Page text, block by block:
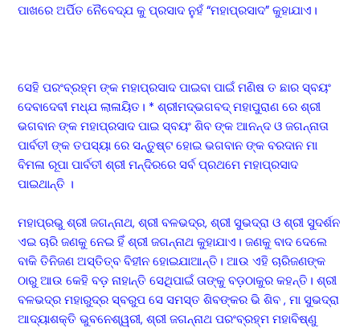
ପାଖରେ ଅର୍ପିତ ନୈବେଦ୍ଯ କୁ ପ୍ରସାଦ ନୁହଁ “ମହାପ୍ରସାଦ” କୁହାଯାଏ।
ସେହି ପରଂବ୍ରହ୍ମ ଙ୍କ ମହାପ୍ରସାଦ ପାଇବା ପାଇଁ ମଣିଷ ତ ଛାର ସ୍ବୟଂ
ଦେବାଦେବୀ ମଧ୍ଯ ଲାଳାୟିତ। * ଶ୍ରୀମଦ୍ଭଗବଦ୍ ମହାପୁରାଣ ରେ ଶ୍ରୀ
ଭଗବାନ ଙ୍କ ମହାପ୍ରସାଦ ପାଇ ସ୍ବୟଂ ଶିବ ଙ୍କ ଆନନ୍ଦ ଓ ଜଗନ୍ନାତା
ପାର୍ବତୀ ଙ୍କ ତପସ୍ୟା ରେ ସନ୍ତୁଷ୍ଟ ହୋଇ ଭଗବାନ ଙ୍କ ବରଦାନ ମା
ବିମଳା ରୂପା ପାର୍ବତୀ ଶ୍ରୀ ମନ୍ଦିରରେ ସର୍ବ ପ୍ରଥମେ ମହାପ୍ରସାଦ
ପାଇଥାନ୍ତି ।
ମହାପ୍ରଭୁ ଶ୍ରୀ ଜଗନ୍ନାଥ, ଶ୍ରୀ ବଳଭଦ୍ର, ଶ୍ରୀ ସୁଭଦ୍ରା ଓ ଶ୍ରୀ ସୁଦର୍ଶନ
ଏଇ ଚାରି ଜଣକୁ ନେଇ ହିଁ ଶ୍ରୀ ଜଗନ୍ନାଥ କୁହାଯାଏ। ଜଣକୁ ବାଦ ଦେଲେ
ବାକି ତିନିଜଣ ଅସ୍ତିତ୍ବ ବିହୀନ ହୋଇଯାଆନ୍ତି। ଆଉ ଏହି ଚାରିଜଣଙ୍କ
ଠାରୁ ଆଉ କେହି ବଡ଼ ନାହାନ୍ତି ସେଥିପାଇଁ ତାଙ୍କୁ ବଡ଼ଠାକୁର କହନ୍ତି। ଶ୍ରୀ
ବଳଭଦ୍ର ମହାରୁଦ୍ର ସ୍ବରୁପ ସେ ସମସ୍ତ ଶିବଙ୍କର ଭି ଶିବ , ମା ସୁଭଦ୍ରା
ଆଦ୍ୟାଶକ୍ତି ଭୁବନେଶ୍ୱରୀ, ଶ୍ରୀ ଜଗନ୍ନାଥ ପରଂବ୍ରହ୍ମ ମହାବିଷ୍ଣୁ